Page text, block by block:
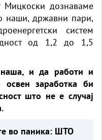
Мицкоски дознаваме
наши, државни пари,
систем
од 1,2 до 1,5
наша, и да работи и
заработка би
што не е случај
во паника: ШТО